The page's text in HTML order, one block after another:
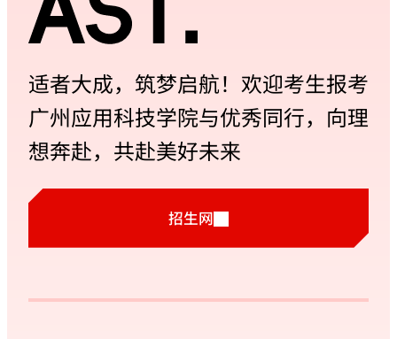
适者大成，筑梦启航！欢迎考生报考
广州应用科技学院与优秀同行，向理
想奔赴，共赴美好未来
招生网